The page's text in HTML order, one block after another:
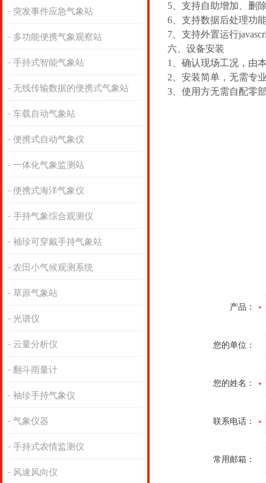
突发事件应急气象站
多功能便携气象观察站
手持式智能气象站
无线传输数据的便携式气象站
车载自动气象站
便携式自动气象仪
一体化气象监测站
便携式海洋气象仪
手持气象综合观测仪
袖珍可穿戴手持气象站
农田小气候观测系统
草原气象站
光谱仪
云量分析仪
翻斗雨量计
袖珍手持气象仪
气象仪器
手持式农情监测仪
风速风向仪
5、支持自助增加、删
6、支持数据后处理功
7、支持外置运行
六、设备安装
1、确认现场工况，由
2、安装简单，无需专
3、使用方无需自配零
产品：
您的单位：
您的姓名：
联系电话：
常用邮箱：